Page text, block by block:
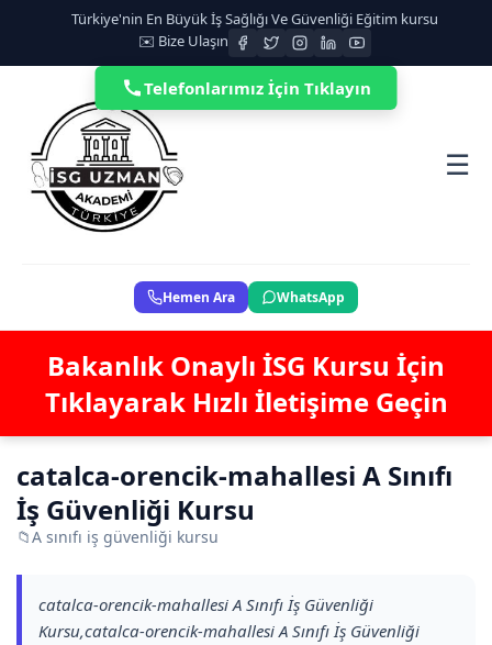
Türkiye'nin En Büyük İş Sağlığı Ve Güvenliği Eğitim kursu
✉️ Bize Ulaşın
☰
Hemen Ara WhatsApp
Bakanlık Onaylı İSG Kursu İçin
Tıklayarak Hızlı İletişime Geçin
catalca-orencik-mahallesi A Sınıfı
İş Güvenliği Kursu
📁A sınıfı iş güvenliği kursu
catalca-orencik-mahallesi A Sınıfı İş Güvenliği
Kursu,catalca-orencik-mahallesi A Sınıfı İş Güvenliği
Telefonlarımız İçin Tıklayın